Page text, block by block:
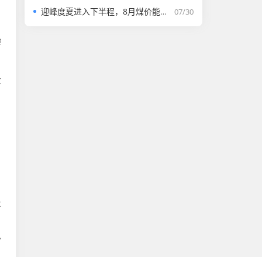
07/30
迎峰度夏进入下半程，8月煤价能否走强？